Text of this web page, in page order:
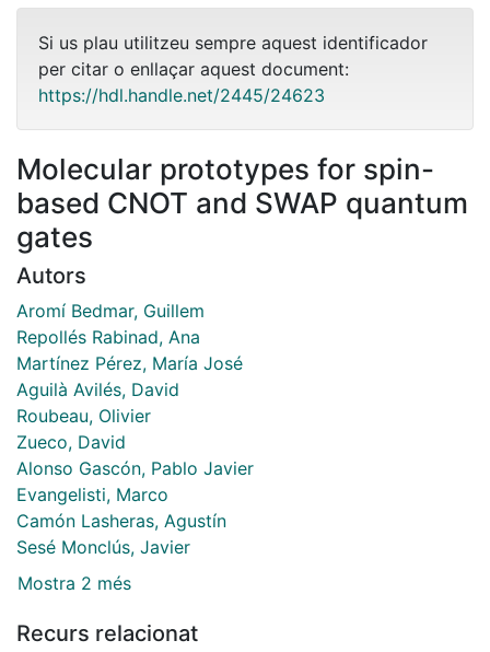
Si us plau utilitzeu sempre aquest identificador
per citar o enllaçar aquest document:
https://hdl.handle.net/2445/24623
Molecular prototypes for spin-
based CNOT and SWAP quantum
gates
Autors
Aromí Bedmar, Guillem
Repollés Rabinad, Ana
Martínez Pérez, María José
Aguilà Avilés, David
Roubeau, Olivier
Zueco, David
Alonso Gascón, Pablo Javier
Evangelisti, Marco
Camón Lasheras, Agustín
Sesé Monclús, Javier
Mostra 2 més
Recurs relacionat